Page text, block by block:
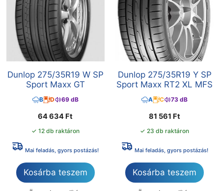
Dunlop 275/35R19 W SP
Sport Maxx GT
B D 69 dB
64 634 Ft
✓ 12 db raktáron
Mai feladás, gyors postázás!
Kosárba teszem
Dunlop 275/35R19 Y SP
Sport Maxx RT2 XL MFS
A C 73 dB
81 561 Ft
✓ 23 db raktáron
Mai feladás, gyors postázás!
Kosárba teszem